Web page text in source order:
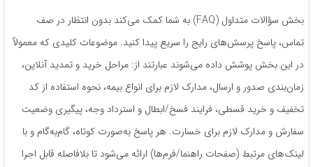
بخش سؤالات متداول (FAQ) به شما کمک می‌کند بدون انتظار در صف
تماس، پاسخ پرسش‌های رایج را سریع پیدا کنید. موضوعات کلیدی که معمولاً
در این بخش پوشش داده می‌شوند عبارتند از: مراحل خرید و تمدید آنلاین،
زمان‌بندی صدور و ارسال، مدارک لازم برای انواع بیمه، نحوه استفاده از کد
تخفیف و خرید قسطی، فرایند فسخ/ابطال و استرداد وجه، پیگیری وضعیت
سفارش و مدارک لازم برای خسارت. هر پاسخ به‌صورت کوتاه، گام‌به‌گام و با
لینک‌های مرتبط (صفحات راهنما/فرم‌ها) ارائه می‌شود تا بلافاصله قابل اجرا